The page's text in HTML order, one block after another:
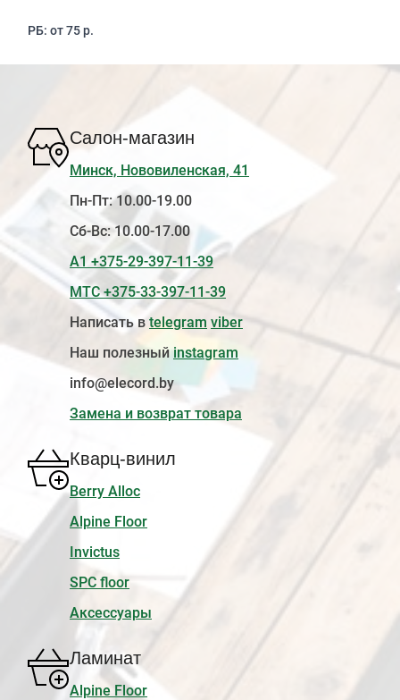
РБ: от 75 р.
Салон-магазин
Минск, Нововиленская, 41
Пн-Пт: 10.00-19.00
Сб-Вс: 10.00-17.00
А1 +375-29-397-11-39
МТС +375-33-397-11-39
Написать в telegram viber
Наш полезныйinstagram
info@elecord.by
Замена и возврат товара
Кварц-винил
Berry Alloc
Alpine Floor
Invictus
SPC floor
Аксессуары
Ламинат
Alpine Floor